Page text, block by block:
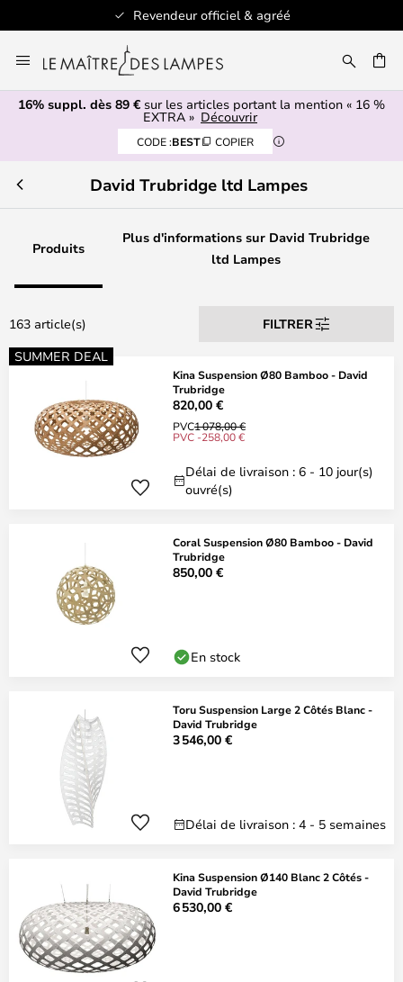
Revendeur officiel & agréé
au
contenu
16% suppl. dès 89 € sur les articles portant la mention « 16 %
EXTRA » Découvrir
CODE :BEST COPIER
David Trubridge ltd Lampes
Produits
Plus d'informations sur David Trubridge
ltd Lampes
163 article(s)
FILTRER
SUMMER DEAL
Kina Suspension Ø80 Bamboo - David
Trubridge
820,00 €
PVC1 078,00 €
PVC -258,00 €
Délai de livraison : 6 - 10 jour(s)
ouvré(s)
Coral Suspension Ø80 Bamboo - David
Trubridge
850,00 €
En stock
Toru Suspension Large 2 Côtés Blanc -
David Trubridge
3 546,00 €
Délai de livraison : 4 - 5 semaines
Kina Suspension Ø140 Blanc 2 Côtés -
David Trubridge
6 530,00 €